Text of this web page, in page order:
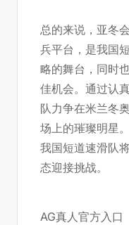
总的来说，亚冬
兵平台，是我国
略的舞台，同时
佳机会。通过认
队力争在米兰冬
场上的璀璨明星
我国短道速滑队
态迎接挑战。
AG真人官方入口